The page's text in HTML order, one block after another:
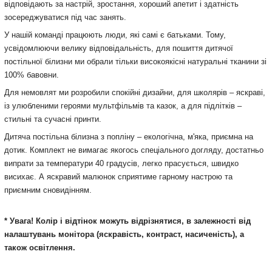
відповідають за настрій, зростання, хороший апетит і здатність
зосереджуватися під час занять.
У нашій команді працюють люди, які самі є батьками. Тому,
усвідомлюючи велику відповідальність, для пошиття дитячої
постільної білизни ми обрали тільки високоякісні натуральні тканини зі
100% бавовни.
Для немовлят ми розробили спокійні дизайни, для школярів – яскраві,
із улюбленими героями мультфільмів та казок, а для підлітків –
стильні та сучасні принти.
Дитяча постільна білизна з попліну – екологічна, м'яка, приємна на
дотик. Комплект не вимагає якогось спеціального догляду, достатньо
випрати за температури 40 градусів, легко прасується, швидко
висихає. А яскравий малюнок сприятиме гарному настрою та
приємним сновидінням.
* Увага! Колір і відтінок можуть відрізнятися, в залежності від
налаштувань монітора (яскравість, контраст, насиченість), а
також освітлення.